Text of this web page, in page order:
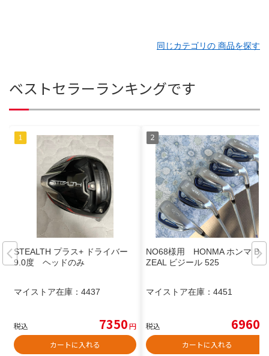
同じカテゴリの 商品を探す
ベストセラーランキングです
STEALTH プラス+ ドライバー
9.0度 ヘッドのみ
マイストア在庫： 4437
税込 7350円
カートに入れる
NO68様用 HONMA ホンマ Be
ZEAL ビジール 525
マイストア在庫： 4451
税込 6960
カートに入れる